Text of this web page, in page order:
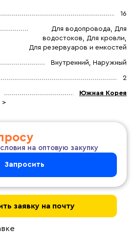
16
Для водопровода, Для
водостоков, Для кровли,
Для резервуаров и емкостей
Внутренний, Наружный
2
Южная Корея
>
на оптовую закупку
Запросить
заявку на почту